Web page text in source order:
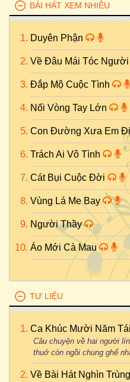
BÀI HÁT XEM NHIỀU
Duyên Phận
Về Đâu Mái Tóc
Đắp Mộ Cuộc Tình
Nối Vòng Tay Lớn
Con Đường Xưa Em
Trách Ai Vô Tình
Cát Bụi Cuộc Đời
Vùng Lá Me Bay
Người Thầy
Áo Mới Cà Mau
TƯ LIỆU
Ca Khúc Mười Năm
Câu chuyện về hai người
thuở còn ngồi chung ghế
Về Bài Hát Nghìn